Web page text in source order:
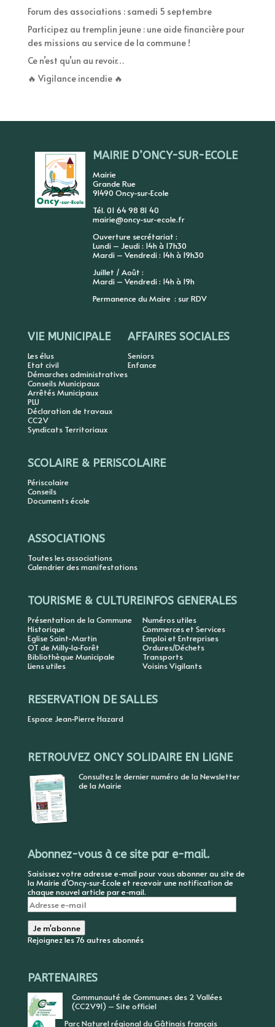
Forum des associations : samedi 5 septembre
Participez au tremplin jeune : une aide financière pour
des missions au service de la commune !
Ce n’est qu’un au revoir…
🔥 Vigilance incendie 🔥
MAIRIE D’ONCY-SUR-ECOLE
Mairie
Grande Rue
91490 Oncy-sur-Ecole
Tél. 01 64 98 81 40
mairie@oncy-sur-ecole.fr
Ouverture secrétariat :
Lundi – Jeudi : 14h à 17h30
Mardi – Vendredi : 14h à 19h30
Juillet / Août :
Mardi – Vendredi : 14h à 19h
Permanence du Maire : sur RDV
VIE MUNICIPALE
Les élus
Etat civil
Démarches administratives
Conseils Municipaux
Arrêtés Municipaux
PLU
Déclaration de travaux
CC2V
Syndicats Territoriaux
AFFAIRES SOCIALES
Seniors
Enfance
SCOLAIRE & PERISCOLAIRE
Périscolaire
Conseils
Documents école
ASSOCIATIONS
Toutes les associations
Calendrier des manifestations
TOURISME & CULTURE
Présentation de la Commune
Historique
Eglise Saint-Martin
OT de Milly-la-Forêt
Bibliothèque Municipale
Liens utiles
INFOS GENERALES
Numéros utiles
Commerces et Services
Emploi et Entreprises
Ordures/Déchets
Transports
Voisins Vigilants
RESERVATION DE SALLES
Espace Jean-Pierre Hazard
RETROUVEZ ONCY SOLIDAIRE EN LIGNE
Consultez le dernier numéro de la Newsletter
de la Mairie
Abonnez-vous à ce site par e-mail.
Saisissez votre adresse e-mail pour vous abonner au site de
la Mairie d'Oncy-sur-Ecole et recevoir une notification de
chaque nouvel article par e-mail.
Adresse
e-
mail
Je m'abonne
Rejoignez les 76 autres abonnés
PARTENAIRES
Communauté de Communes des 2 Vallées
(CC2V91) – Site officiel
Parc Naturel régional du Gâtinais français